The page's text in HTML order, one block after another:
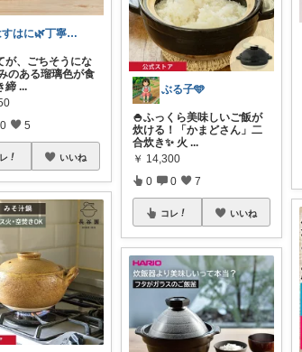
はすはに🌿丁寧な暮らし
が、ごちそうにな
のある瑠璃色が食
締 ...
0 5
いいね
ぶる子🩵
🍚ふっくら美味しいご飯が
炊ける！「かまどさん」二
合炊き✨ 火 ...
￥ 14,300
0 0 7
コレ いいね